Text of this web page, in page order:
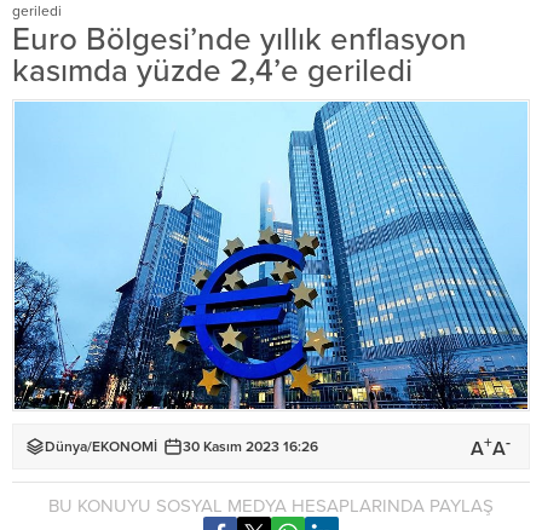
geriledi
Euro Bölgesi’nde yıllık enflasyon
kasımda yüzde 2,4’e geriledi
Dünya/EKONOMİ 30 Kasım 2023 16:26 A+A-
BU KONUYU SOSYAL MEDYA HESAPLARINDA PAYLAŞ